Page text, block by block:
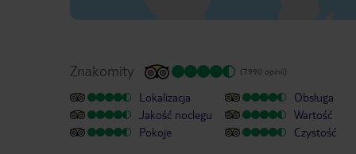
Znakomity (7990 opinii)
Lokalizacja
Jakość noclegu
Pokoje
Obsługa
Wartość
Czystość